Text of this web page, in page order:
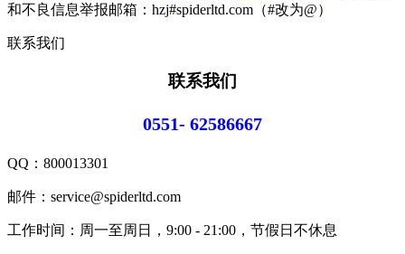
和不良信息举报邮箱：hzj#spiderltd.com（#改为@）
联系我们
联系我们
0551- 62586667
QQ： 800013301
邮件：service@spiderltd.com
工作时间：周一至周日，9:00 - 21:00，节假日不休息